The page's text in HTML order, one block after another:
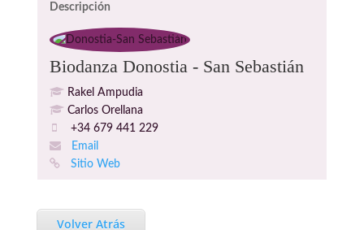
Descripción
Biodanza Donostia - San Sebastián
Rakel Ampudia
Carlos Orellana
+34 679 441 229
Email
Sitio Web
Volver Atrás